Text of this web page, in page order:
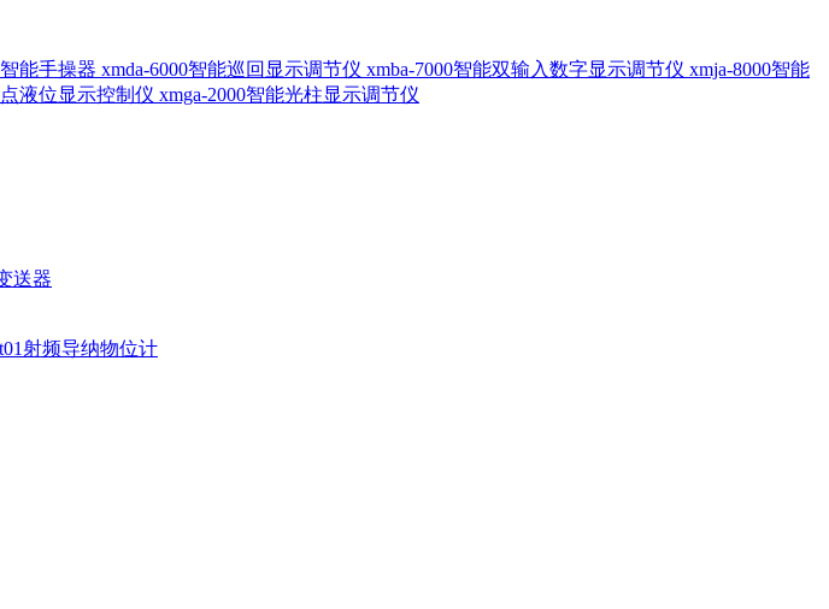
能手操器 xmda-6000智能巡回显示调节仪 xmba-7000智能双输入数字显示调节仪 xmja-8000智能
液位显示控制仪 xmga-2000智能光柱显示调节仪
送器
射频导纳物位计